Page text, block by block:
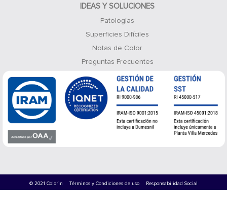
IDEAS Y SOLUCIONES
Patologías
Superficies Difíciles
Notas de Color
Preguntas Frecuentes
© 2021 Colorin Términos y Condiciones de uso Responsabilidad Social